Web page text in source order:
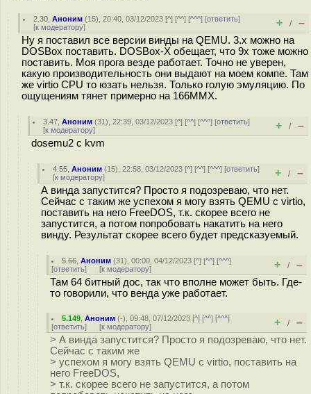
2.30 ,Аноним (15), 20:40, 03/12/2023 [^] [^^] [^^^] [ответить]
[к модератору] + / –
Ну я поставил все версии винды на QEMU. 3.х можно на
DOSBox поставить. DOSBox-X обещает, что 9х тоже можно
поставить. Моя прога везде работает. Точно не уверен,
какую производительность они выдают на моем компе. Там
же virtio CPU то юзать нельзя. Только голую эмуляцию. По
ощущениям тянет примерно на 166MMX.
3.47 ,Аноним (31), 22:39, 03/12/2023 [^] [^^] [^^^] [ответить]
[к модератору] + / –
dosemu2 с kvm
4.55 ,Аноним (15), 22:58, 03/12/2023 [^] [^^] [^^^] [ответить]
[к модератору] + / –
А винда запустится? Просто я подозреваю, что нет.
Сейчас с таким же успехом я могу взять QEMU с virtio,
поставить на него FreeDOS, т.к. скорее всего не
запустится, а потом попробовать накатить на него
винду. Результат скорее всего будет предсказуемый.
5.66 ,Аноним (31), 00:00, 04/12/2023 [^] [^^] [^^^]
[ответить] [к модератору] + / –
Там 64 битный дос, так что вполне может быть. Где-
то говорили, что венда уже работает.
5.149 ,Аноним (-), 09:48, 07/12/2023 [^] [^^] [^^^]
[ответить] [к модератору] + / –
> А винда запустится? Просто я подозреваю, что нет.
Сейчас с таким же
> успехом я могу взять QEMU с virtio, поставить на
него FreeDOS,
> т.к. скорее всего не запустится, а потом